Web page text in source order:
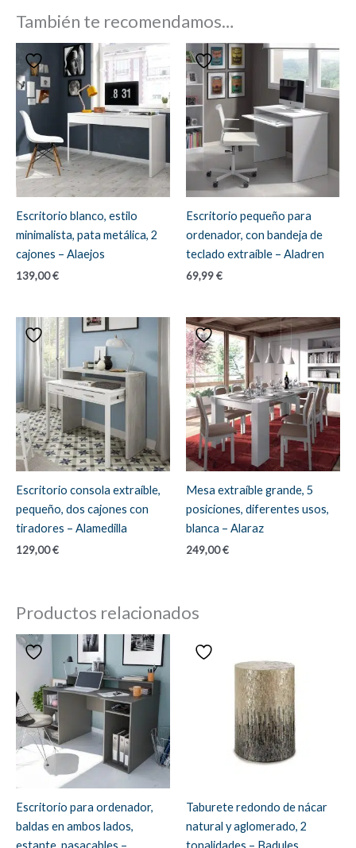
También te recomendamos…
Escritorio blanco, estilo
minimalista, pata metálica, 2
cajones – Alaejos
139,00€
Escritorio pequeño para
ordenador, con bandeja de
teclado extraíble – Aladren
69,99€
Escritorio consola extraíble,
pequeño, dos cajones con
tiradores – Alamedilla
129,00€
Mesa extraíble grande, 5
posiciones, diferentes usos,
blanca – Alaraz
249,00€
Productos relacionados
Escritorio para ordenador,
baldas en ambos lados,
estante, pasacables –
Taburete redondo de nácar
natural y aglomerado, 2
tonalidades – Badules